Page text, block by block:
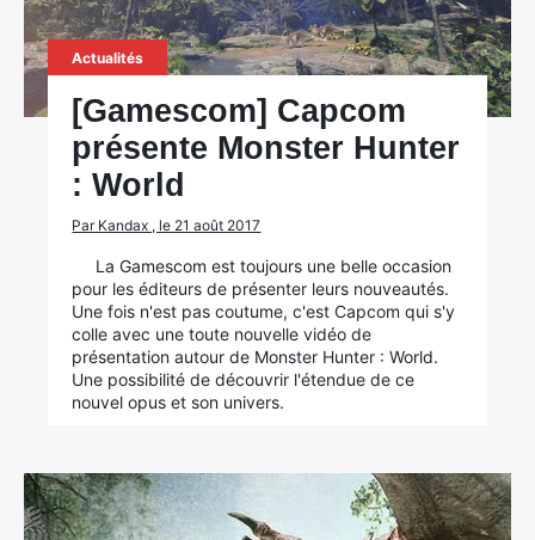
Actualités
[Gamescom] Capcom
présente Monster Hunter
: World
Par Kandax , le 21 août 2017
La Gamescom est toujours une belle occasion
pour les éditeurs de présenter leurs nouveautés.
Une fois n'est pas coutume, c'est Capcom qui s'y
colle avec une toute nouvelle vidéo de
présentation autour de Monster Hunter : World.
Une possibilité de découvrir l'étendue de ce
nouvel opus et son univers.